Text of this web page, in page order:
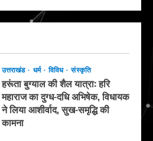
उत्तराखंड धर्म विविध संस्कृति
हरूंता बुग्याल की शैल यात्रा: हरि
महाराज का दुग्ध-दधि अभिषेक, विधायक
ने लिया आशीर्वाद, सुख-समृद्धि की
कामना